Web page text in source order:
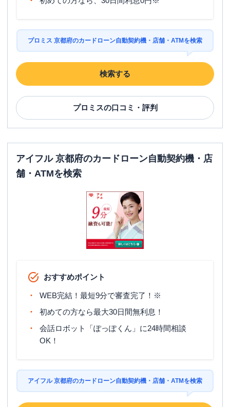
プロミス 京都府のカードローン自動契約機・店舗・ATMを検索
検索する
プロミスの口コミ・評判
アイフル 京都府のカードローン自動契約機・店
舗・ATMを検索
おすすめポイント
WEB完結！最短9分で審査完了！※
初めての方なら最大30日間無利息！
会話ロボット「ぽっぽくん」に24時間相談
OK！
アイフル 京都府のカードローン自動契約機・店舗・ATMを検索